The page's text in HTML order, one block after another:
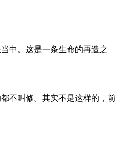
中。这是一条生命的再造之
不叫修。其实不是这样的，前